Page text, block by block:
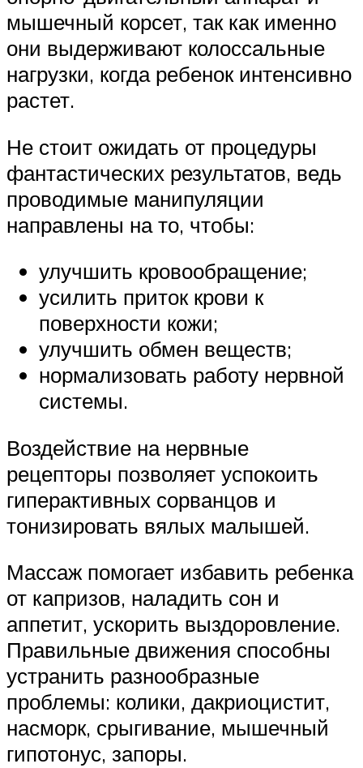
мышечный корсет, так как именно
они выдерживают колоссальные
нагрузки, когда ребенок интенсивно
растет.
Не стоит ожидать от процедуры
фантастических результатов, ведь
проводимые манипуляции
направлены на то, чтобы:
улучшить кровообращение;
усилить приток крови к
поверхности кожи;
улучшить обмен веществ;
нормализовать работу нервной
системы.
Воздействие на нервные
рецепторы позволяет успокоить
гиперактивных сорванцов и
тонизировать вялых малышей.
Массаж помогает избавить ребенка
от капризов, наладить сон и
аппетит, ускорить выздоровление.
Правильные движения способны
устранить разнообразные
проблемы: колики, дакриоцистит,
насморк, срыгивание, мышечный
гипотонус, запоры.